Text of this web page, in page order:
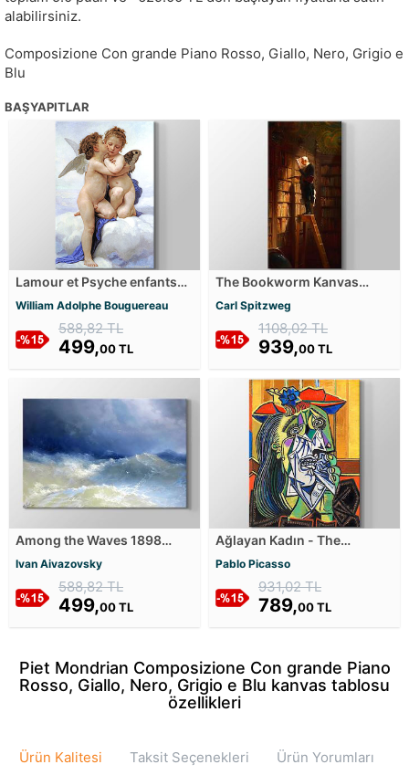
alabilirsiniz.
Composizione Con grande Piano Rosso, Giallo, Nero, Grigio e
Blu
BAŞYAPITLAR
Lamour et Psyche enfants
Kanvas Tablosu
William Adolphe Bouguereau
588,82 TL
499,00 TL
The Bookworm Kanvas
Tablosu
Carl Spitzweg
1108,02 TL
939,00 TL
Among the Waves 1898
Kanvas Tablosu
Ivan Aivazovsky
588,82 TL
499,00 TL
Ağlayan Kadın - The
Weeping Woman Kanvas
Tablosu
Pablo Picasso
931,02 TL
789,00 TL
Piet Mondrian Composizione Con grande Piano
Rosso, Giallo, Nero, Grigio e Blu kanvas tablosu
özellikleri
Ürün Kalitesi Taksit Seçenekleri Ürün Yorumları